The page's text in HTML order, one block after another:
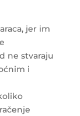
jer im
ne stvaraju
i